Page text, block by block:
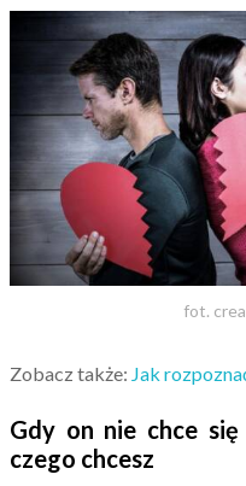
fot.
Zobacz także: Jak
Gdy on nie chce
czego chcesz